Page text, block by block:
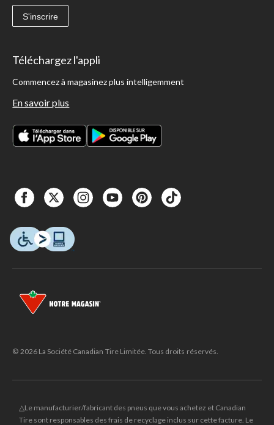
S'inscrire
Téléchargez l'appli
Commencez à magasinez plus intelligemment
En savoir plus
© 2026 La Société Canadian Tire Limitée. Tous droits réservés.
△Le manufacturier/fabricant des pneus que vous achetez et Canadian
Tire sont responsables des frais de recyclage inclus sur cette facture. Le